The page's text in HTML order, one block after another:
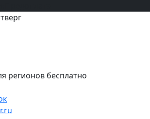
регионов бесплатно